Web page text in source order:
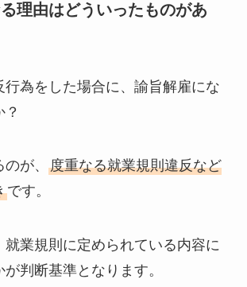
理由はどういったものがあ
行為をした場合に、諭旨解雇にな
が、 度重なる就業規則違反など
です。
就業規則に定められている内容に
判断基準となります。